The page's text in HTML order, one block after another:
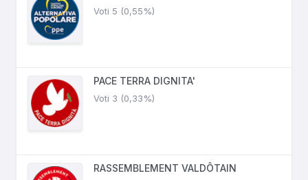
Voti 5 (0,55%)
PACE TERRA DIGNITA'
Voti 3 (0,33%)
RASSEMBLEMENT VALDÔTAIN